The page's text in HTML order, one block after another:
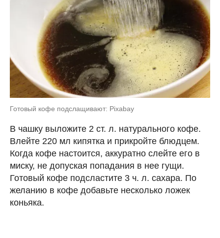
Готовый кофе подслащивают: Pixabay
В чашку выложите 2 ст. л. натурального кофе.
Влейте 220 мл кипятка и прикройте блюдцем.
Когда кофе настоится, аккуратно слейте его в
миску, не допуская попадания в нее гущи.
Готовый кофе подсластите 3 ч. л. сахара. По
желанию в кофе добавьте несколько ложек
коньяка.